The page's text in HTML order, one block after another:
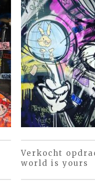
Verkocht
world is yours